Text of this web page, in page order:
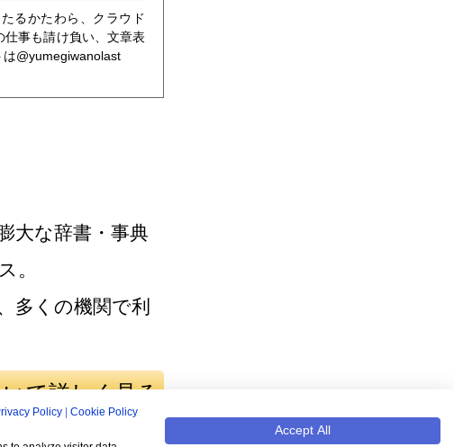
るかたわら、クラウド
仕事も請け負い、文章表
@yumegiwanolast
大な辞書・事典
。
多くの機関で利
て詳しく見る
Policy Cookie Policy
Accept All